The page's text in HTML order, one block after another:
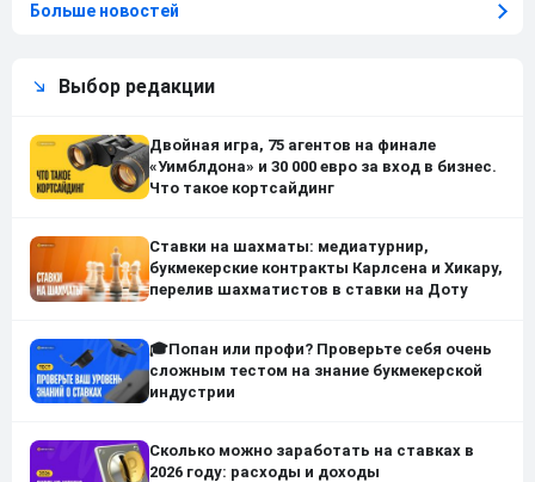
Больше новостей
Выбор редакции
Двойная игра, 75 агентов на финале
«Уимблдона» и 30 000 евро за вход в бизнес.
Что такое кортсайдинг
Ставки на шахматы: медиатурнир,
букмекерские контракты Карлсена и Хикару,
перелив шахматистов в ставки на Доту
🎓Попан или профи? Проверьте себя очень
сложным тестом на знание букмекерской
индустрии
Сколько можно заработать на ставках в
2026 году: расходы и доходы